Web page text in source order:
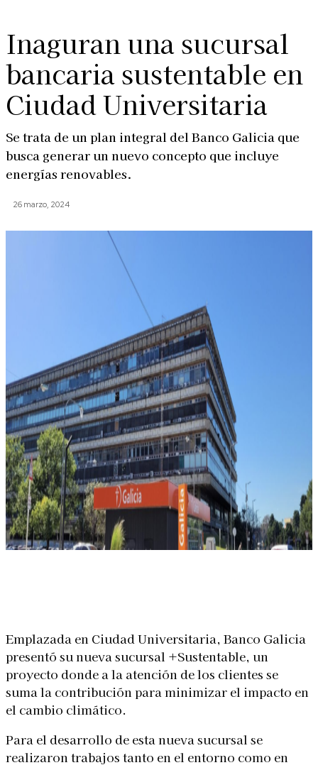
Inaguran una sucursal
bancaria sustentable en
Ciudad Universitaria
Se trata de un plan integral del Banco Galicia que
busca generar un nuevo concepto que incluye
energías renovables.
26 marzo, 2024
Emplazada en Ciudad Universitaria, Banco Galicia
presentó su nueva sucursal +Sustentable, un
proyecto donde a la atención de los clientes se
suma la contribución para minimizar el impacto en
el cambio climático.
Para el desarrollo de esta nueva sucursal se
realizaron trabajos tanto en el entorno como en